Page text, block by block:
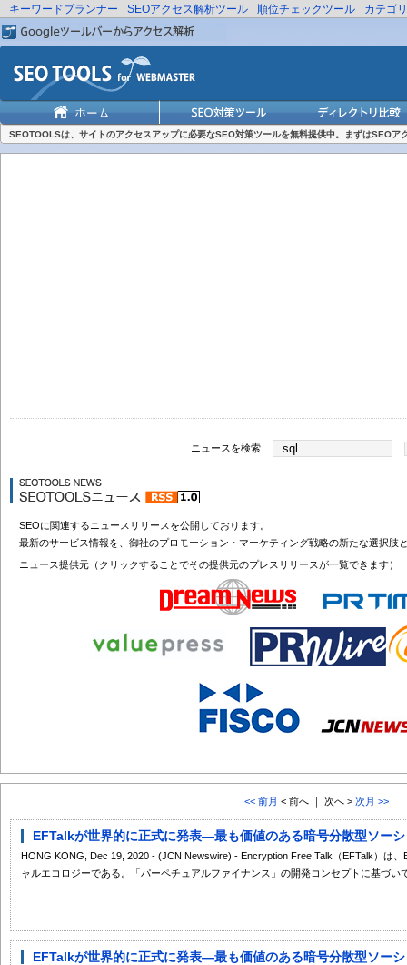
キーワードプランナー SEOアクセス解析ツール 順位チェックツール カテゴ
SEOTOOLSは、サイトのアクセスアップに必要なSEO対策ツールを無料提供中。まずはSEOア
ニュースを検索
SEOに関連するニュースリリースを公開しております。
最新のサービス情報を、御社のプロモーション・マーケティング戦略の新たな選択肢
ニュース提供元（クリックすることでその提供元のプレスリリースが一覧できます）
<< 前月 < 前へ ｜ 次へ > 次月 >>
EFTalkが世界的に正式に発表―最も価値のある暗号分散型ソー
HONG KONG, Dec 19, 2020 - (JCN Newswire) - Encryption Free Talk（EFTalk）は
ャルエコロジーである。「パーペチュアルファイナンス」の開発コンセプトに基づい
EFTalkが世界的に正式に発表―最も価値のある暗号分散型ソー